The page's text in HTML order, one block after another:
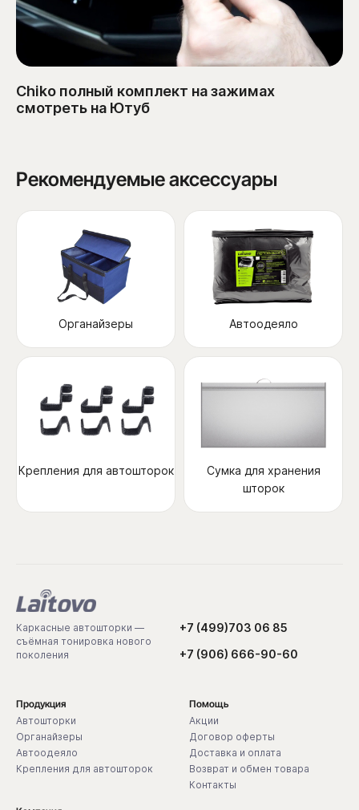
Chiko полный комплект на зажимах
смотреть на Ютуб
Рекомендуемые аксессуары
Органайзеры Автоодеяло
Крепления для автошторок
Сумка для хранения
шторок
Каркасные автошторки —
съёмная тонировка нового
поколения
+7 (499)703 06 85
+7 (906) 666-90-60
Продукция
Автошторки
Органайзеры
Автоодеяло
Крепления для автошторок
Помощь
Акции
Договор оферты
Доставка и оплата
Возврат и обмен товара
Контакты